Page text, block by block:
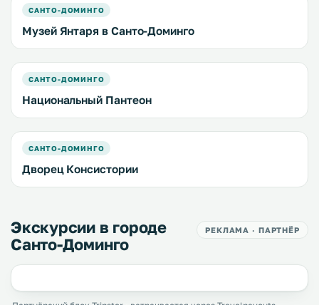
САНТО-ДОМИНГО
Музей Янтаря в Санто-Доминго
САНТО-ДОМИНГО
Национальный Пантеон
САНТО-ДОМИНГО
Дворец Консистории
Экскурсии в городе
Санто-Доминго
РЕКЛАМА · ПАРТНЁР